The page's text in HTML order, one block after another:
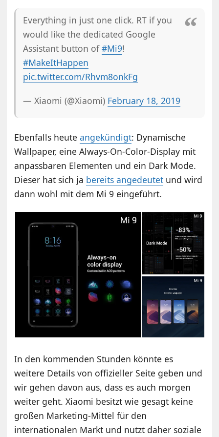
Everything in just one click. RT if you
would like the dedicated Google
Assistant button of#Mi9!
#MakeItHappen
pic.twitter.com/Rhvm8onkFg
— Xiaomi (@Xiaomi) February 18, 2019
Ebenfalls heuteangekündigt: Dynamische
Wallpaper, eine Always-On-Color-Display mit
anpassbaren Elementen und ein Dark Mode.
Dieser hat sich ja bereits angedeutet und wird
dann wohl mit dem Mi 9 eingeführt.
In den kommenden Stunden könnte es
weitere Details von offizieller Seite geben und
wir gehen davon aus, dass es auch morgen
weiter geht. Xiaomi besitzt wie gesagt keine
großen Marketing-Mittel für den
internationalen Markt und nutzt daher soziale